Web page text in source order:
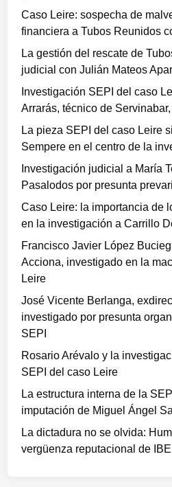
Caso Leire: sospecha de
financiera a Tubos Reunidos
La gestión del rescate de
judicial con Julián Mateos
Investigación SEPI del caso
Arrarás, técnico de
La pieza SEPI del caso Leire
Sempere en el centro de la
Investigación judicial a María
Pasalodos por presunta
Caso Leire: la importancia de
en la investigación a Carrillo
Francisco Javier López
Acciona, investigado en la
Leire
José Vicente Berlanga,
investigado por presunta
SEPI
Rosario Arévalo y la
SEPI del caso Leire
La estructura interna de la
imputación de Miguel Ángel
La dictadura no se olvida:
vergüenza reputacional de